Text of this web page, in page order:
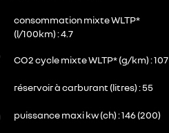
consommation mixte WLTP*
(l/100km) 4.7
CO2 cycle mixte WLTP* (g/km) 107
réservoir à carburant (litres) 55
puissance maxi kw (ch) 146 (200)